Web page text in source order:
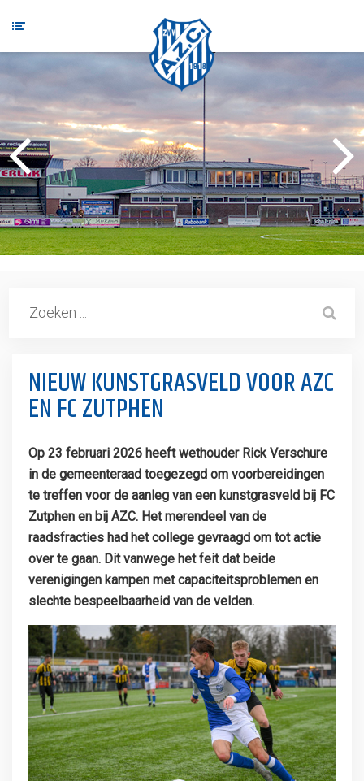
NIEUW KUNSTGRASVELD VOOR AZC
EN FC ZUTPHEN
Op 23 februari 2026 heeft wethouder Rick Verschure
in de gemeenteraad toegezegd om voorbereidingen
te treffen voor de aanleg van een kunstgrasveld bij FC
Zutphen en bij AZC. Het merendeel van de
raadsfracties had het college gevraagd om tot actie
over te gaan. Dit vanwege het feit dat beide
verenigingen kampen met capaciteitsproblemen en
slechte bespeelbaarheid van de velden.